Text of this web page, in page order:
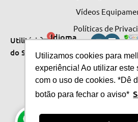
Utilizamos cookies para
experiência! Ao utilizar este
com o uso de cookies. *Dê
botão para fechar o aviso*
Vídeos
Políticas de
Utilitários
do Site
0Idioma
do Site